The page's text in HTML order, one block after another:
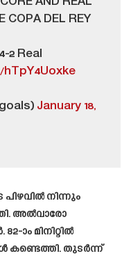
COPA DEL REY
2 Real
January 18,
പിഴവില്‍ നിന്നും
അല്‍വാരോ
മിനിറ്റിൽ
കണ്ടെത്തി. തുടര്‍ന്ന്